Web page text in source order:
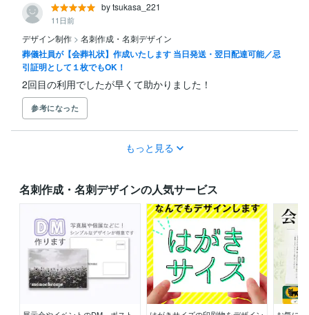
by tsukasa_221
11日前
デザイン制作 > 名刺作成・名刺デザイン
葬儀社員が【会葬礼状】作成いたします 当日発送・翌日配達可能／忌
引証明として１枚でもOK！
2回目の利用でしたが早くて助かりました！
参考になった
もっと見る
名刺作成・名刺デザインの人気サービス